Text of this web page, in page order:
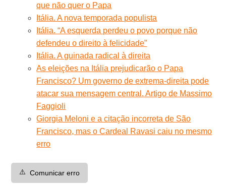
que não quer o Papa
Itália. A nova temporada populista
Itália. “A esquerda perdeu o povo porque não
defendeu o direito à felicidade”
Itália. A guinada radical à direita
As eleições na Itália prejudicarão o Papa
Francisco? Um governo de extrema-direita pode
atacar sua mensagem central. Artigo de Massimo
Faggioli
Giorgia Meloni e a citação incorreta de São
Francisco, mas o Cardeal Ravasi caiu no mesmo
erro
⚠️ Comunicar erro